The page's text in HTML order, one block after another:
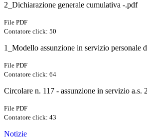
2_Dichiarazione generale cumulativa -.pdf
File PDF
Contatore click: 50
1_Modello assunzione in servizio personale
File PDF
Contatore click: 64
Circolare n. 117 - assunzione in servizio a.s.
File PDF
Contatore click: 43
Notizie